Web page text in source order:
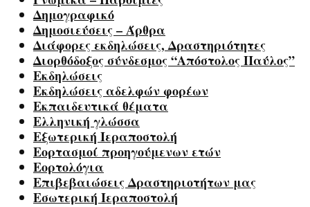
Δημογραφικό
Δημοσιεύσεις – Άρθρα
Διάφορες εκδηλώσεις, Δραστηριότητες
Διορθόδοξος σύνδεσμος “Απόστολος Παύλος”
Εκδηλώσεις
Εκδηλώσεις αδελφών φορέων
Εκπαιδευτικά θέματα
Ελληνική γλώσσα
Εξωτερική Ιεραποστολή
Εορτασμοί προηγούμενων ετών
Εορτολόγια
Επιβεβαιώσεις Δραστηριοτήτων μας
Εσωτερική Ιεραποστολή